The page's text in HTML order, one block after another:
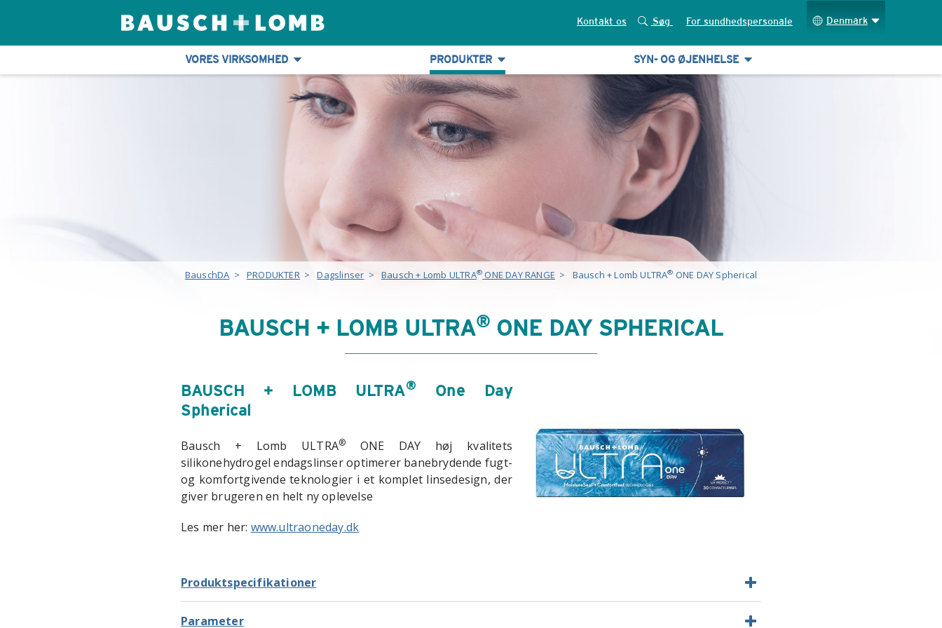
Kontakt os Søg For sundhedspersonale Denmark
VORES VIRKSOMHED PRODUKTER SYN- OG ØJENHELSE
BauschDA > PRODUKTER> Dagslinser > Bausch + Lomb ULTRA® ONE DAY RANGE > Bausch + Lomb ULTRA® ONE DAY Spherical
BAUSCH + LOMB ULTRA® ONE DAY SPHERICAL
BAUSCH + LOMB ULTRA®
One Day
Spherical
Bausch + Lomb ULTRA®
ONE DAY høj kvalitets
silikonehydrogel endagslinser optimerer banebrydende fugt-
og komfortgivende teknologier i et komplet linsedesign, der
giver brugeren en helt ny oplevelse
Les mer her: www.ultraoneday.dk
Produktspecifikationer
Parameter